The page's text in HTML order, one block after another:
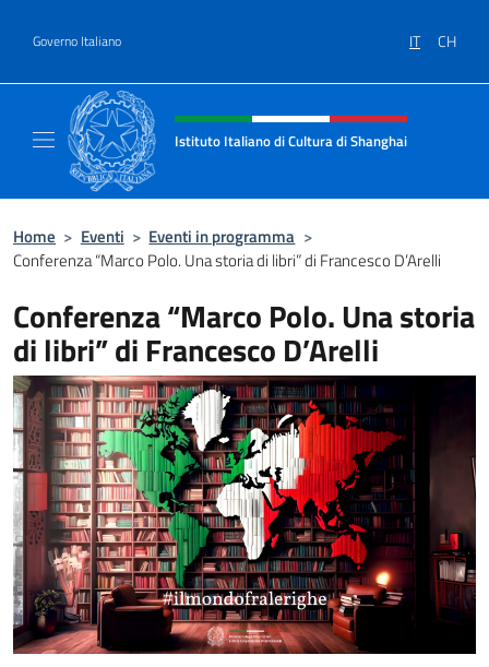
Governo Italiano IT CH
Intestazione sito, social e menù
Istituto Italiano di Cultura di Shanghai
Home > Eventi > Eventi in programma >
Conferenza “Marco Polo. Una storia di libri” di Francesco D’Arelli
Conferenza “Marco Polo. Una storia
di libri” di Francesco D’Arelli